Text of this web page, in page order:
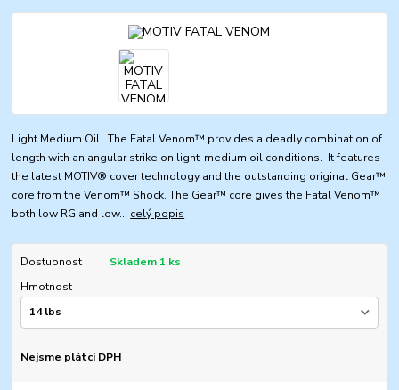
Light Medium Oil The Fatal Venom™ provides a deadly combination of
length with an angular strike on light-medium oil conditions. It features
the latest MOTIV® cover technology and the outstanding original Gear™
core from the Venom™ Shock. The Gear™ core gives the Fatal Venom™
both low RG and low... celý popis
Dostupnost
Skladem 1 ks
Hmotnost
Nejsme plátci DPH